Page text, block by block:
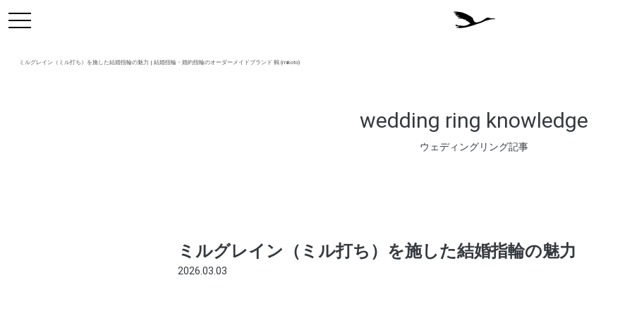
ミルグレイン（ミル打ち）を施した結婚指輪の魅力 | 結婚指輪・婚約指輪のオーダーメイドブランド 鶴 (mikoto)
wedding ring knowledge
ウェディングリング記事
toggle
navigation
ミルグレイン（ミル打ち）を施した結婚指輪の魅力
2026.03.03